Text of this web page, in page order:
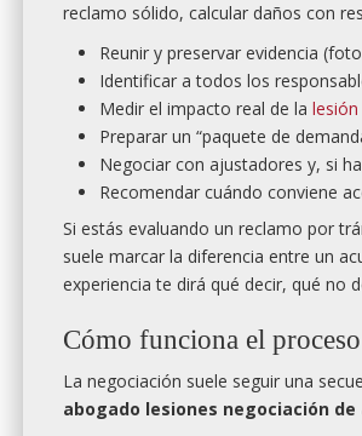
reclamo sólido, calcular daños con
Reunir y preservar evidencia
Identificar a todos los
Medir el impacto real de la lesión
Preparar un “paquete de
Negociar con ajustadores y, si
Recomendar cuándo conviene
Si estás evaluando un reclamo por
suele marcar la diferencia entre un
experiencia te dirá qué decir, qué no
Cómo funciona el
La negociación suele seguir una
abogado lesiones negociación de